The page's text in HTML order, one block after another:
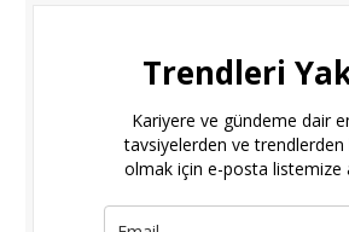
Trendleri
Kariyere ve gündeme dair
tavsiyelerden ve trendlerden
olmak için e-posta listemize